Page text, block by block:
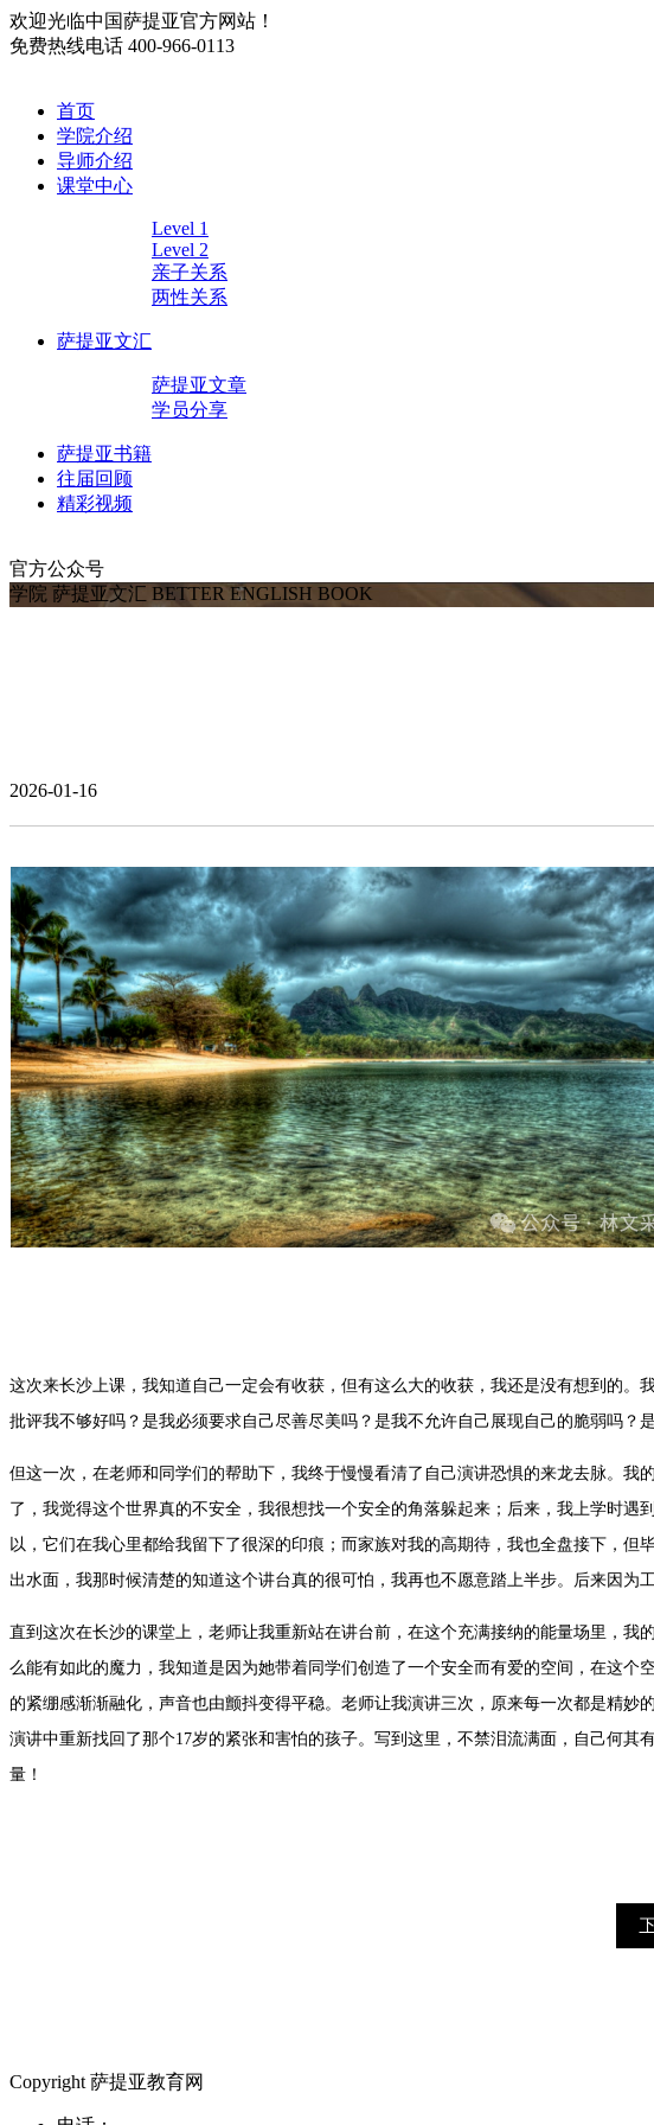
欢迎光临中国萨提亚官方网站！
免费热线电话 400-966-0113
首页
学院介绍
导师介绍
课堂中心
Level 1
Level 2
亲子关系
两性关系
萨提亚文汇
萨提亚文章
学员分享
萨提亚书籍
往届回顾
精彩视频
官方公众号
学院 萨提亚文汇 BETTER ENGLISH BOOK
2026-01-16
这次来长沙上课，我知道自己一定会有收获，但有这么大的收获，我还是没有想到的
批评我不够好吗？是我必须要求自己尽善尽美吗？是我不允许自己展现自己的脆弱吗？
但这一次，在老师和同学们的帮助下，我终于慢慢看清了自己演讲恐惧的来龙去脉。
了，我觉得这个世界真的不安全，我很想找一个安全的角落躲起来；后来，我上学时
以，它们在我心里都给我留下了很深的印痕；而家族对我的高期待，我也全盘接下，
出水面，我那时候清楚的知道这个讲台真的很可怕，我再也不愿意踏上半步。后来因为
直到这次在长沙的课堂上，老师让我重新站在讲台前，在这个充满接纳的能量场里，
么能有如此的魔力，我知道是因为她带着同学们创造了一个安全而有爱的空间，在这
的紧绷感渐渐融化，声音也由颤抖变得平稳。老师让我演讲三次，原来每一次都是精
演讲中重新找回了那个17岁的紧张和害怕的孩子。写到这里，不禁泪流满面，自己何
量！
Copyright 萨提亚教育网